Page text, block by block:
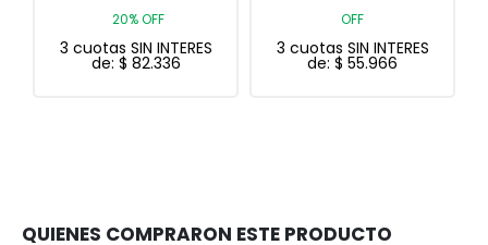
OFF
3 cuotas SIN INTERES
de: $ 55.966
OFF
3 cuotas SIN INTERES
de:$5.657